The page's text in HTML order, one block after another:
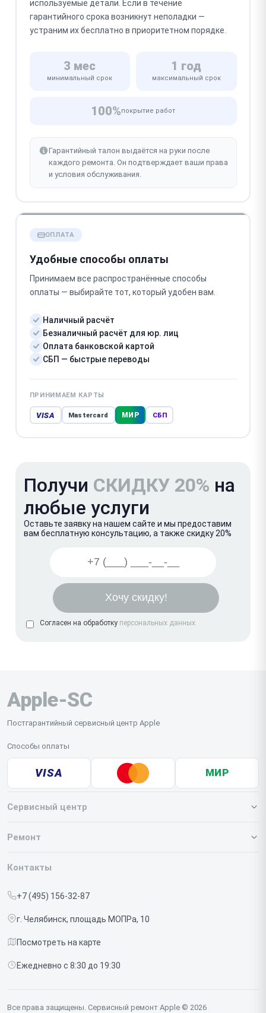
используемые детали. Если в течение
гарантийного срока возникнут неполадки —
устраним их бесплатно в приоритетном порядке.
3 мес
минимальный срок
1 год
максимальный срок
100%покрытие работ
Гарантийный талон выдаётся на руки после
каждого ремонта. Он подтверждает ваши права
и условия обслуживания.
ОПЛАТА
Удобные способы оплаты
Принимаем все распространённые способы
оплаты — выбирайте тот, который удобен вам.
Наличный расчёт
Безналичный расчёт для юр. лиц
Оплата банковской картой
СБП — быстрые переводы
ПРИНИМАЕМ КАРТЫ
VISA Mastercard МИР СБП
Получи СКИДКУ 20% на
любые услуги
Оставьте заявку на нашем сайте и мы предоставим
вам бесплатную консультацию, а также скидку 20%
Согласен на обработку персональных данных
Apple-SC
Постгарантийный сервисный центр Apple
Способы оплаты
VISA МИР
Сервисный центр
О нашем сервисе
Срочный ремонт
Доставка и способы оплаты
Диагностика
Контакты
Ремонт
Iphone
Контакты
+7 (495) 156-32-87
г. Челябинск, площадь МОПРа, 10
Посмотреть на карте
Ежедневно с 8:30 до 19:30
Все права защищены. Сервисный ремонт Apple © 2026